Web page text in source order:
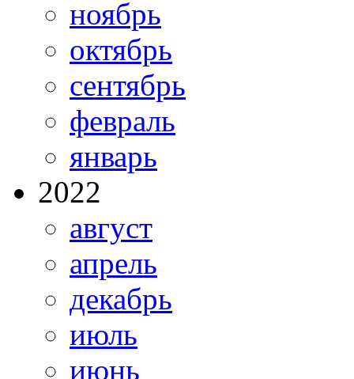
ноябрь
октябрь
сентябрь
февраль
январь
2022
август
апрель
декабрь
июль
июнь